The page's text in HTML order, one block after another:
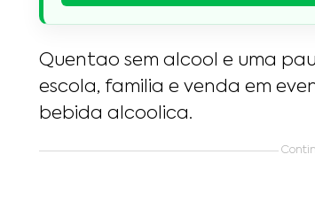
Quentao sem alcool e uma
escola, familia e venda em
bebida alcoolica.